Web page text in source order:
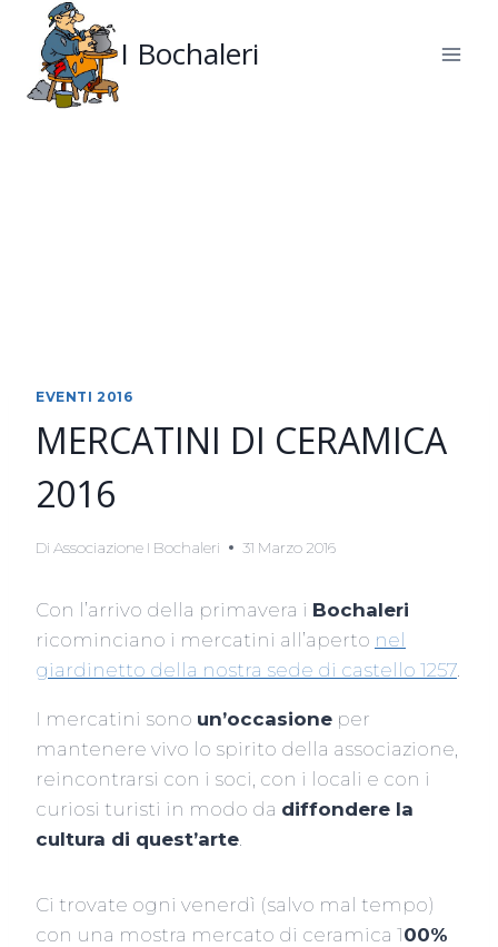
contenuto
I Bochaleri
EVENTI 2016
MERCATINI DI CERAMICA
2016
Di Associazione I Bochaleri 31 Marzo 2016
Con l’arrivo della primavera i Bochaleri
ricominciano i mercatini all’aperto nel
giardinetto della nostra sede di castello 1257
I mercatini sono un’occasione per
mantenere vivo lo spirito della associazione,
reincontrarsi con i soci, con i locali e con i
curiosi turisti in modo da diffondere la
cultura di quest’arte
Ci trovate ogni venerdì (salvo mal tempo)
con una mostra mercato di ceramica 100%